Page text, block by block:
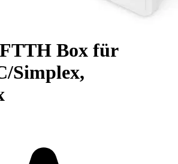
Box für
Simplex,